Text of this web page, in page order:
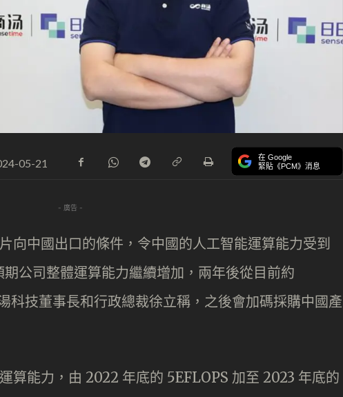
05-21 在 Google
緊貼《PCM》消息
- 廣告 -
向中國出口的條件，令中國的人工智能運算能力受到
公司整體運算能力繼續增加，兩年後從目前約
科技董事長和行政總裁徐立稱，之後會加碼採購中國產
算能力，由 2022 年底的 5EFLOPS 加至 2023 年底的